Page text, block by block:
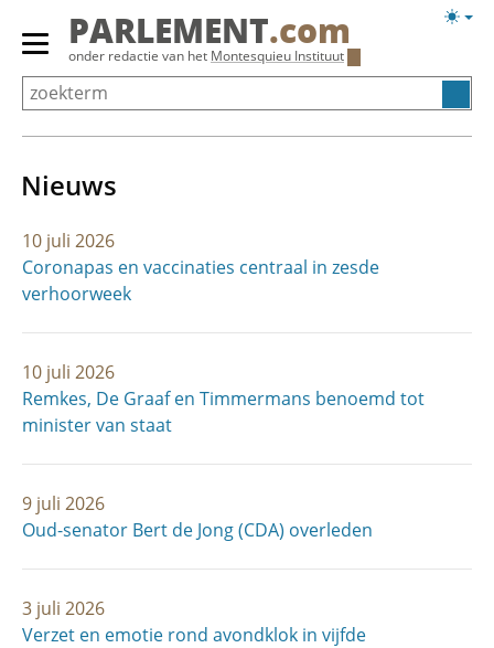
Overslaan
Primair
menu
tonen/verbergen
PARLEMENT.com
onder redactie van het Montesquieu Instituut
Nieuws
10 juli 2026
Coronapas en vaccinaties centraal in zesde
verhoorweek
10 juli 2026
Remkes, De Graaf en Timmermans benoemd tot
minister van staat
9 juli 2026
Oud-senator Bert de Jong (CDA) overleden
3 juli 2026
Verzet en emotie rond avondklok in vijfde